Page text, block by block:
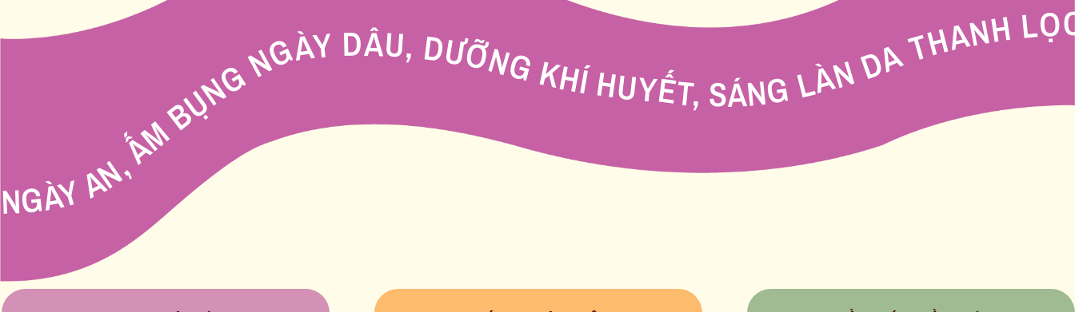
THANH LỌC, DÁNG XINH, CHILL NHẸ, NGÀY AN, ẤM BỤNG NGÀY DÂU, DƯỠNG KHÍ HUYẾT, SÁNG LÀN DATHANH LỌC, DÁNG XINH, CHILL NHẸ, NGÀY AN, ẤM BỤNG NGÀY DÂU, DƯỠNG KHÍ HUYẾT,